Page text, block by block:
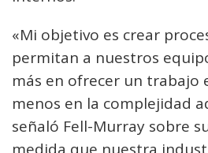
«Mi objetivo es crear
permitan a nuestros
más en ofrecer un trabajo
menos en la complejidad
señaló Fell-Murray sobre